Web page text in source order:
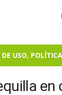
USO,
en